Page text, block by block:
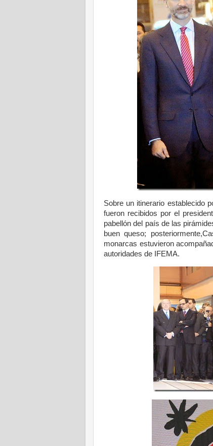
Sobre un itinerario establecido
fueron recibidos por el
pabellón del país de las
buen queso;
monarcas estuvieron
autoridades de IFEMA.